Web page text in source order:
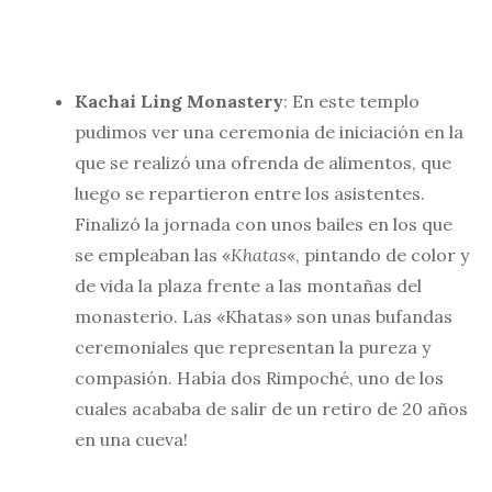
Kachai Ling Monastery: En este templo
pudimos ver una ceremonia de iniciación en la
que se realizó una ofrenda de alimentos, que
luego se repartieron entre los asistentes.
Finalizó la jornada con unos bailes en los que
se empleaban las «Khatas«, pintando de color y
de vida la plaza frente a las montañas del
monasterio. Las «Khatas» son unas bufandas
ceremoniales que representan la pureza y
compasión. Había dos Rimpoché, uno de los
cuales acababa de salir de un retiro de 20 años
en una cueva!